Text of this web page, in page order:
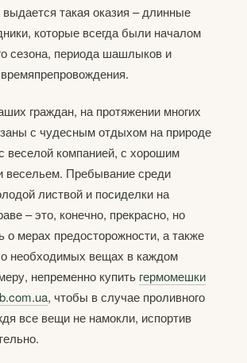
такая оказия – длинные
которые всегда были началом
сезона, периода шашлыков и
граждан, на протяжении многих
с чудесным отдыхом на природе
веселой компанией, с хорошим
весельем. Пребывание среди
листвой и посиделки на
– это, конечно, прекрасно, но
о мерах предосторожности, а также
о необходимых вещах в каждом
непременно купить гермомешки
, чтобы в случае проливного
все вещи не намокли, испортив